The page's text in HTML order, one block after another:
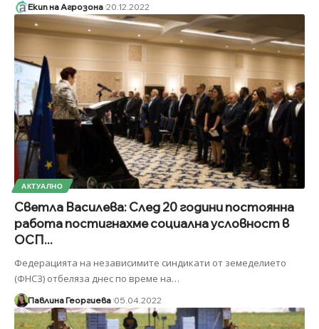
Екип на Агрозона 20.12.2022
АКТУАЛНО
Светла Василева: След 20 години постоянна
работа постигнахме социална условност в
ОСП...
Федерацията на независимите синдикати от земеделието
(ФНСЗ) отбеляза днес по време на…
Павлина Георгиева 05.04.2022